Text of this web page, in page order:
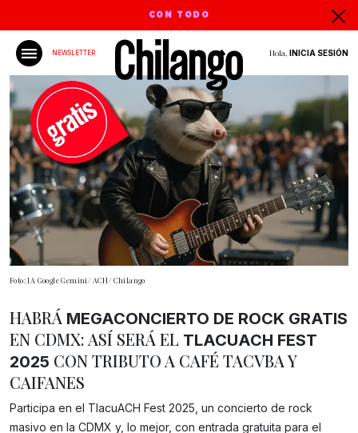
CON TODO
NEWSLETTER Hola, INICIA SESIÓN
Foto: IA Google Gemini/ ACH/ Chilango
Gracias!
HABRÁ MEGACONCIERTO DE ROCK GRATIS
EN CDMX: ASÍ SERÁ EL TLACUACH FEST
2025 CON TRIBUTO A CAFÉ TACVBA Y
CAIFANES
Participa en el TlacuACH Fest 2025, un concierto de rock
masivo en la CDMX y, lo mejor, con entrada gratuita para el